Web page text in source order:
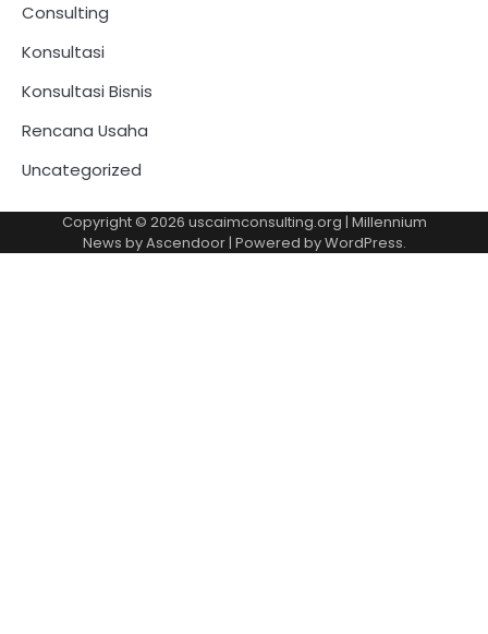
Consulting
Konsultasi
Konsultasi Bisnis
Rencana Usaha
Uncategorized
Copyright © 2026 uscaimconsulting.org | Millennium
News byAscendoor| Powered byWordPress.